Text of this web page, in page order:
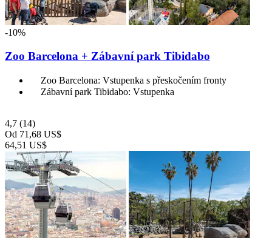
-10%
Zoo Barcelona + Zábavní park Tibidabo
Zoo Barcelona: Vstupenka s přeskočením fronty
Zábavní park Tibidabo: Vstupenka
4,7 (14)
Od 71,68 US$
64,51 US$